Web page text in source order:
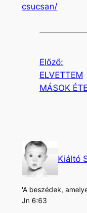
csucsan/
Előző:
ELVETTEM
MÁSOK
Kiáltó
'A beszédek,
Jn 6:63